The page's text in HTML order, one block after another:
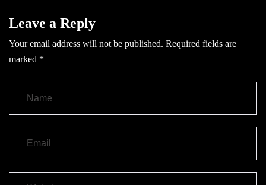
Leave a Reply
Your email address will not be published. Required fields are
marked *